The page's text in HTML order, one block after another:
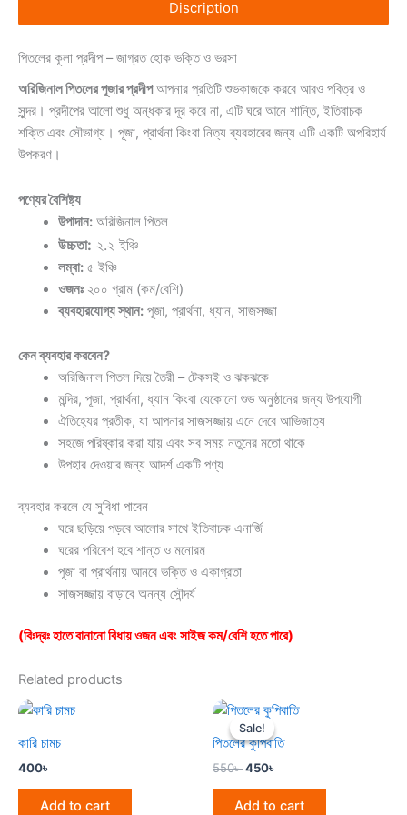
Discription
পিতলের কূলা প্রদীপ – জাগ্রত হোক ভক্তি ও ভরসা
অরিজিনাল পিতলের পূজার প্রদীপআপনার প্রতিটি শুভকাজকে করবে আরও পবিত্র ও
সুন্দর। প্রদীপের আলো শুধু অন্ধকার দূর করে না, এটি ঘরে আনে শান্তি, ইতিবাচক
শক্তি এবং সৌভাগ্য। পূজা, প্রার্থনা কিংবা নিত্য ব্যবহারের জন্য এটি একটি অপরিহার্য
উপকরণ।
পণ্যের বৈশিষ্ট্য
উপাদান:অরিজিনাল পিতল
উচ্চতা: ২.২ ইঞ্চি
লম্বা:৫ ইঞ্চি
ওজনঃ২০০ গ্রাম (কম/বেশি)
ব্যবহারযোগ্য স্থান:পূজা, প্রার্থনা, ধ্যান, সাজসজ্জা
কেন ব্যবহার করবেন?
অরিজিনাল পিতল দিয়ে তৈরী – টেকসই ও ঝকঝকে
মন্দির, পূজা, প্রার্থনা, ধ্যান কিংবা যেকোনো শুভ অনুষ্ঠানের জন্য উপযোগী
ঐতিহ্যের প্রতীক, যা আপনার সাজসজ্জায় এনে দেবে আভিজাত্য
সহজে পরিষ্কার করা যায় এবং সব সময় নতুনের মতো থাকে
উপহার দেওয়ার জন্য আদর্শ একটি পণ্য
ব্যবহার করলে যে সুবিধা পাবেন
ঘরে ছড়িয়ে পড়বে আলোর সাথে ইতিবাচক এনার্জি
ঘরের পরিবেশ হবে শান্ত ও মনোরম
পূজা বা প্রার্থনায় আনবে ভক্তি ও একাগ্রতা
সাজসজ্জায় বাড়াবে অনন্য সৌন্দর্য
(বিঃদ্রঃহাতেবানানোবিধায়ওজনএবংসাইজকম/বেশিহতেপারে)
Related products
কারি চামচ
400৳
Add to cart
Sale!
Sale!
পিতলের কুপিবাতি
550৳
Original
price
was:
550৳ .
450৳
Current
is:
450৳ .
Add to cart